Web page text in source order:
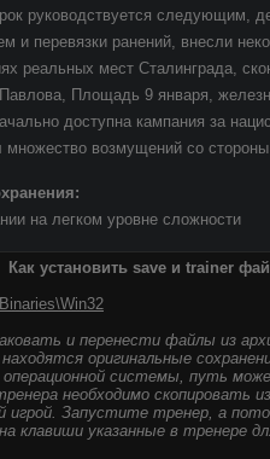
руководствуется следующим,
и перевязки ранений, внесли
реальных мест Сталинграда,
Площадь 9 января,
доступна кампания за
возмущений со стороны
на легком уровне сложности
Как установить save и trainer
и перенести файлы из
оригинальные
операционной системы, путь
необходимо скопировать
игрой. Запустите тренер, а
клавиши указанные в тренере